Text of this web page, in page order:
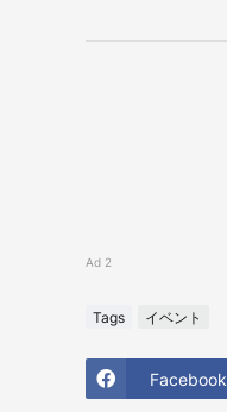
Ad 2
Tags イベント
Facebook